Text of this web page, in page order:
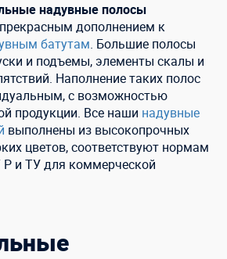
надувные полосы
дополнением к
батутам. Большие полосы
и подъемы, элементы скалы и
Наполнение таких полос
с возможностью
продукции. Все наши надувные
выполнены из высокопрочных
цветов, соответствуют нормам
Р и ТУ для коммерческой